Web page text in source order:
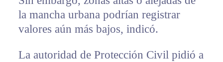
la mancha urbana podrían registrar
valores aún más bajos, indicó.
La autoridad de Protección Civil pidió a